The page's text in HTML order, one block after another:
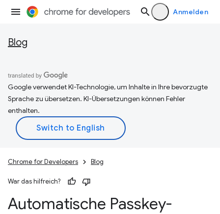
Anmelden
Blog
Google verwendet KI-Technologie, um Inhalte in Ihre bevorzugte
Sprache zu übersetzen. KI-Übersetzungen können Fehler
enthalten.
Chrome for Developers Blog
War das hilfreich?
Automatische Passkey-